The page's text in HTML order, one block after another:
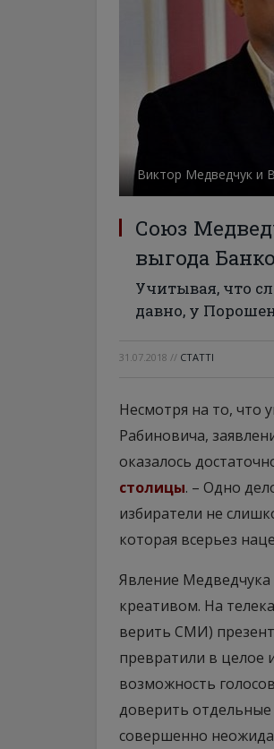
Виктор Медведчук и
Союз
выгода
Учитывая, что
давно, у
31.07.2018 // СТАТТІ
Несмотря на то, что
Рабиновича,
оказалось
столицы. – Одно
избиратели не
которая всерьез
Явление
креативом. На
верить СМИ)
превратили в целое
возможность
доверить отдельные
совершенно